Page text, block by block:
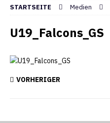
STARTSEITE Medien
U19_Falcons_GS
VORHERIGER